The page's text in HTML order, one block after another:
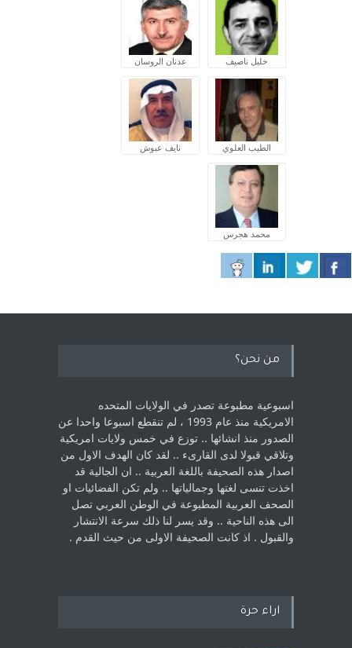
خليل ناصيف عدنان الروسان
الطيب العلوي نايف عبوش
محمد هجرس
من نحن؟
اسبوعية مطبوعة تصدر في الولايات المتحده
الامريكية منذ عام 1993 ، لم ‏تنقطع اسبوعا واحدا عن
الصدور منذ انشائها .. توزع في خمس ولايات امريكية
‏وتلاقي قبولا لدى القارىء ..‏ لقد كان الهدف الاول من
اصدار هذه الصحيفة باللغة العربية .. ان الجالية قد
اخذت ‏تنسى لغتها وجمالياتها .. ولم تكن الفضائيات او
الصحف العربية المطبوعة في الوطن ‏العربي تصل
الى هذه الناحية .. وقد يسر لنا ذلك سرعة الانتشار
والقبول . اذ كانت ‏الصحيفة الاولى من حيث القدم . ‏
اراء حرة